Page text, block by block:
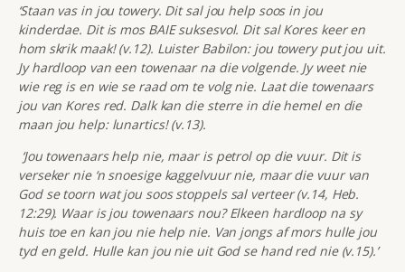
‘Staan vas in jou towery. Ditsal jou help soos in jou
kinderdae. Dit is mos BAIEsuksesvol. Dit sal Kores keer en
hom skrik maak! (v.12). Luister Babilon: jou towery put jou uit.
Jyhardloop van een towenaar na die volgende. Jy weet nie
wie reg isen wie se raadom te volgnie. Laatdie towenaars
jou van Kores red. Dalk kan die sterre in diehemel en die
maan jou help: lunartics! (v.13).
‘Jou towenaars help nie, maar is petrol op die vuur. Dit is
verseker nie ‘n snoesige kaggelvuurnie, maar die vuur van
God se toorn wat jou soos stoppels sal verteer (v.14, Heb.
12:29). Waar isjou towenaars nou? Elkeen hardloop na sy
huis toe en kan jou nie help nie. Van jongs af mors hullejou
tyd en geld. Hullekan jou nie uit God se hand red nie (v.15).’